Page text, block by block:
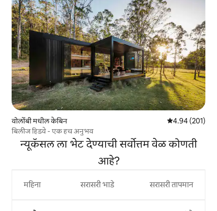
वोलोंबी मधील केबिन 5 पैकी 4.94
4.94 (201)
बिलीज हिडवे - एक हच अनुभव
न्यूकॅसल ला भेट देण्याची सर्वोत्तम वेळ कोणती
आहे?
महिना सरासरी भाडे सरासरी तापमान